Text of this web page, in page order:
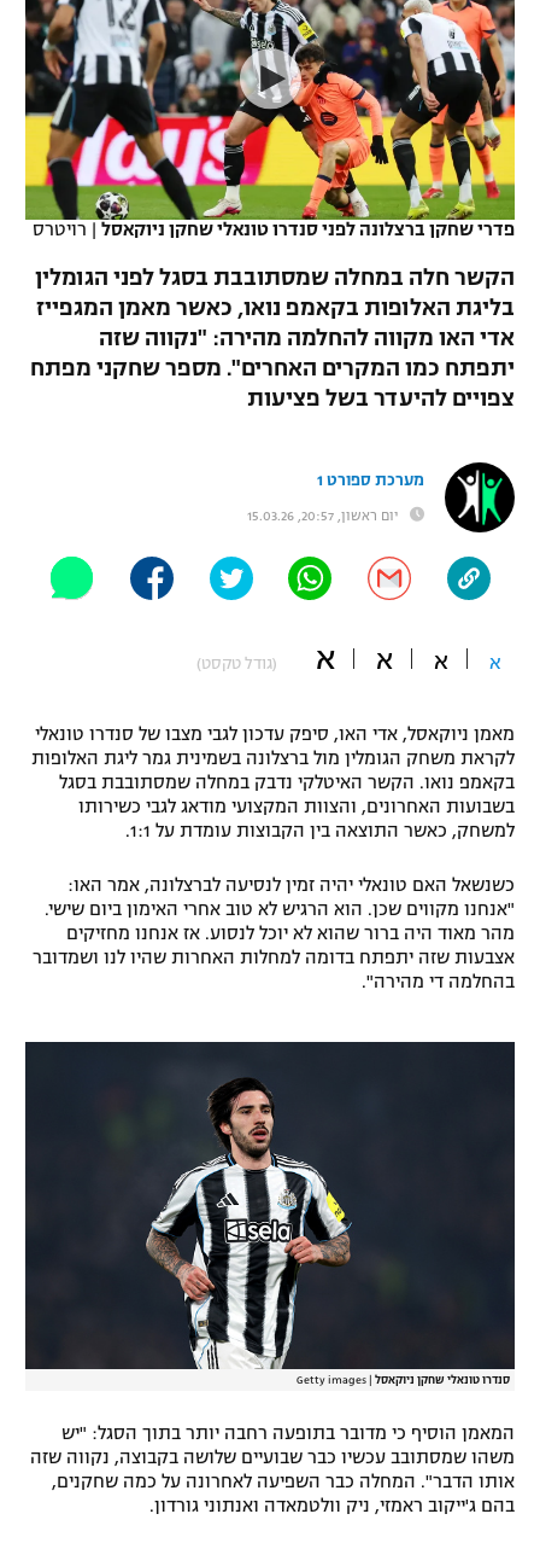
VOD
רץ ברשת
לוח שידורים
ברחבה
"מעל הליגה" – פודקאסט
"מחצית בשכונה" – פודקאסט
משתתפים וזוכים בפרסים
תקנון משתתפים וזוכים בפרסים
תקנון עבור פעילות אלקטרה
תקנון עבור פעילות ספורט 1 – "מרלן"
טניס
גיימינג E-Sports
תנאי שימוש
מדיניות פרטיות
רשיון להקרנה פומבית לבית עסק
הצטרפות לחבילת הערוצים
לוח דרושים – ג'ובנט
נבחרת ישראל
מכבי חיפה
בית"ר ירושלים
מכבי תל אביב
הפועל חיפה
הפועל באר שבע
בני יהודה
ליגה ספרדית
ליגה איטלקית
ליגה צרפתית
ליגה הולנדית
ליגה טורקית
ליגה סינית
ליגה ברזילאית
ליגות נוספות
כדורסל נשים
מכבי תל אביב
הפועל חולון
הפועל ירושלים
יורוליג
יורוקאפ
טניס
כדוריד
כדורעף
ג'ודו
אגרוף
UFC
היאבקות WWE
אופניים
ספורט מוטורי
פוטבול אמריקאי NFL
בייסבול MLB
ספורט אתגרי ואקסטרים
אומנויות לחימה
פדרי שחקן ברצלונה לפני סנדרו טונאלי שחקן ניוקאסל | רויטרס
הקשר חלה במחלה שמסתובבת בסגל לפני הגומלין
בליגת האלופות בקאמפ נואו, כאשר מאמן המגפייז
אדי האו מקווה להחלמה מהירה: "נקווה שזה
יתפתח כמו המקרים האחרים". מספר שחקני מפתח
צפויים להיעדר בשל פציעות
מערכת ספורט 1
יום ראשון, 20:57, 15.03.26
א א א א (גודל טקסט)
מאמן ניוקאסל, אדי האו, סיפק עדכון לגבי מצבו של סנדרו טונאלי
לקראת משחק הגומלין מול ברצלונה בשמינית גמר ליגת האלופות
בקאמפ נואו. הקשר האיטלקי נדבק במחלה שמסתובבת בסגל
בשבועות האחרונים, והצוות המקצועי מודאג לגבי כשירותו
למשחק, כאשר התוצאה בין הקבוצות עומדת על 1:1.
כשנשאל האם טונאלי יהיה זמין לנסיעה לברצלונה, אמר האו:
"אנחנו מקווים שכן. הוא הרגיש לא טוב אחרי האימון ביום שישי.
מהר מאוד היה ברור שהוא לא יוכל לנסוע. אז אנחנו מחזיקים
אצבעות שזה יתפתח בדומה למחלות האחרות שהיו לנו ושמדובר
בהחלמה די מהירה".
סנדרו טונאלי שחקן ניוקאסל Getty images
המאמן הוסיף כי מדובר בתופעה רחבה יותר בתוך הסגל: "יש
משהו שמסתובב עכשיו כבר שבועיים שלושה בקבוצה, נקווה שזה
אותו הדבר". המחלה כבר השפיעה לאחרונה על כמה שחקנים,
בהם ג'ייקוב ראמזי, ניק וולטמאדה ואנתוני גורדון.